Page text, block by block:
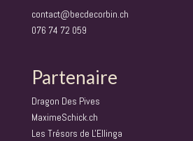
contact@becdecorbin.ch
076 74 72 059
Partenaire
Dragon Des Pives
MaximeSchick.ch
Les Trésors de L'Ellinga